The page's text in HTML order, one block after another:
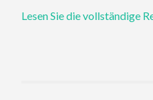
Lesen Sie die vollständige